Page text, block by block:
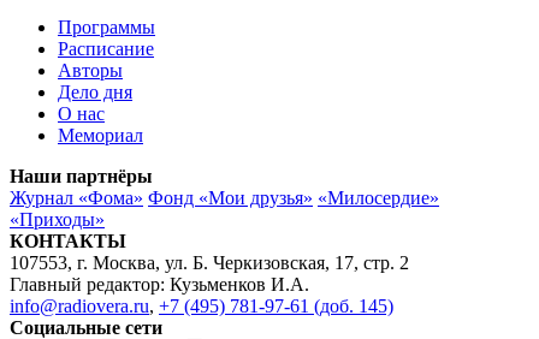
Программы
Расписание
Авторы
Дело дня
О нас
Мемориал
Наши партнёры
Журнал «Фома» Фонд «Мои друзья» «Милосердие»
«Приходы»
КОНТАКТЫ
107553, г. Москва, ул. Б. Черкизовская, 17, стр. 2
Главный редактор: Кузьменков И.А.
info@radiovera.ru, +7 (495) 781-97-61 (доб. 145)
Социальные сети